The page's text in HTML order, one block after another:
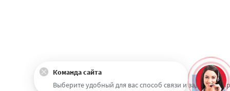
Наверх
Команда сайта
Выберите удобный для вас способ связи и задайте